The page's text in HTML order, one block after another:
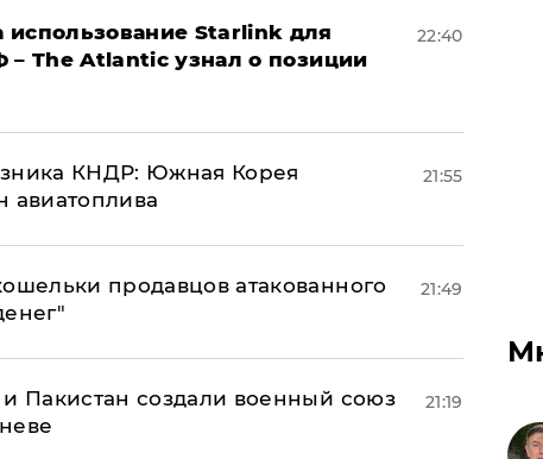
Starlink для
– The Atlantic узнал о позиции
22:40
КНДР: Южная Корея
авиатоплива
21:55
продавцов атакованного
21:49
Пакистан создали военный союз
21:19